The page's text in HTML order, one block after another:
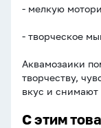
- мелкую
- творческое
Аквамозаики
творчеству,
вкус и снимают
С этим